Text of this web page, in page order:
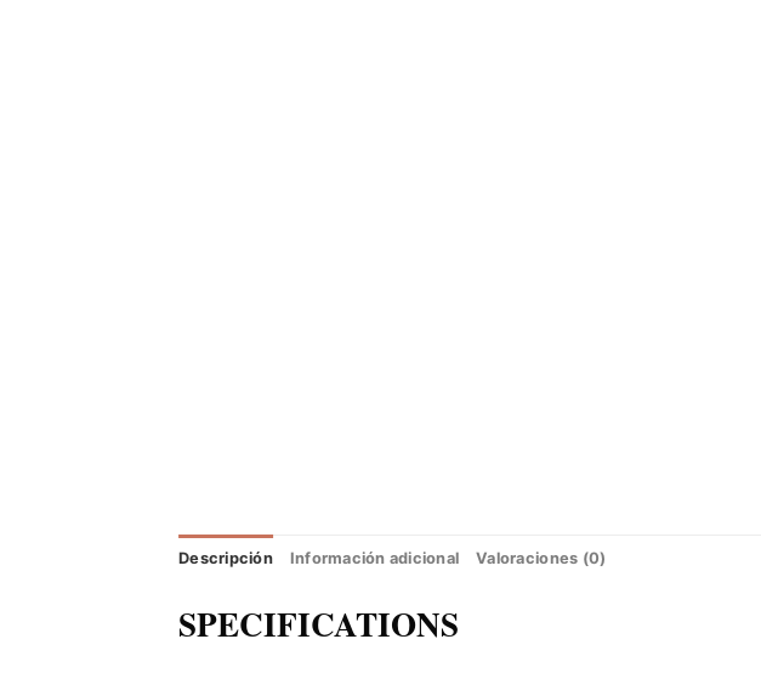
Descripción Información adicional Valoraciones (0)
SPECIFICATIONS